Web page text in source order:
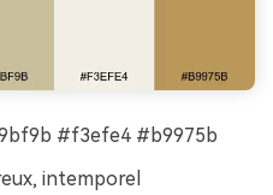
#f3efe4 #b9975b
intemporel